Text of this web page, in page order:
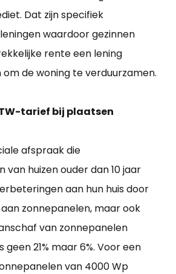
Dat zijn specifiek
waardoor gezinnen
rente een lening
de woning te verduurzamen.
tarief bij plaatsen
afspraak die
van huizen ouder dan 10 jaar
aan hun huis door
zonnepanelen, maar ook
van zonnepanelen
geen 21% maar 6%. Voor een
van 4000 Wp